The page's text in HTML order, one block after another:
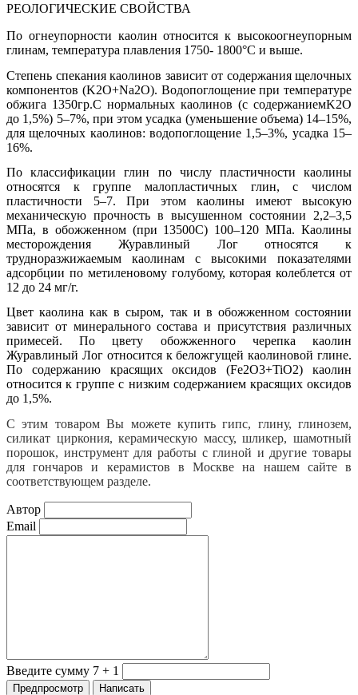
РЕОЛОГИЧЕСКИЕ СВОЙСТВА
По огнеупорности каолин относится к высокоогнеупорным
глинам, температура плавления 1750- 1800°С и выше.
Степень спекания каолинов зависит от содержания щелочных
компонентов (K2O+Na2O). Водопоглощение при температуре
обжига 1350гр.С нормальных каолинов (с содержаниемK2O
до 1,5%) 5–7%, при этом усадка (уменьшение объема) 14–15%,
для щелочных каолинов: водопоглощение 1,5–3%, усадка 15–
16%.
По классификации глин по числу пластичности каолины
относятся к группе малопластичных глин, с числом
пластичности 5–7. При этом каолины имеют высокую
механическую прочность в высушенном состоянии 2,2–3,5
МПа, в обожженном (при 13500С) 100–120 МПа. Каолины
месторождения Журавлиный Лог относятся к
трудноразжижаемым каолинам с высокими показателями
адсорбции по метиленовому голубому, которая колеблется от
12 до 24 мг/г.
Цвет каолина как в сыром, так и в обожженном состоянии
зависит от минерального состава и присутствия различных
примесей. По цвету обожженного черепка каолин
Журавлиный Лог относится к беложгущей каолиновой глине.
По содержанию красящих оксидов (Fe2O3+TiO2) каолин
относится к группе с низким содержанием красящих оксидов
до 1,5%.
С этим товаром Вы можете купить гипс, глину, глинозем,
силикат циркония, керамическую массу, шликер, шамотный
порошок, инструмент для работы с глиной и другие товары
для гончаров и керамистов в Москве на нашем сайте в
соответствующем разделе.
Автор
Email
Введите сумму 7 + 1